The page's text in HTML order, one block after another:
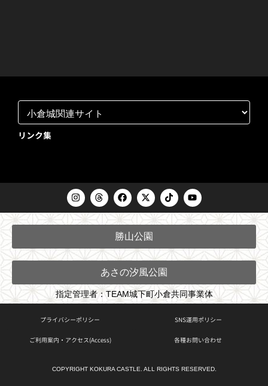
リンク集
I
n
s
r
T
h
r
s
F
a
c
o
o
k
X
-
t
t
t
e
T
i
k
Y
o
u
e
勝山公園
あさの汐風公園
指定管理者：TEAM城下町小倉共同事業体
プライバシーポリシー SNS運用ポリシー
ご利用案内・アクセス(Access) 各種お問い合わせ
COPYRIGHT KOKURA CASTLE. ALL RIGHTS RESERVED.